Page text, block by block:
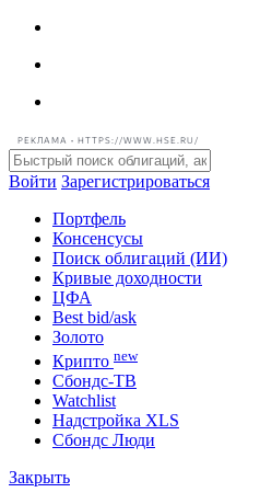
РЕКЛАМА • HTTPS://WWW.HSE.RU/
Войти Зарегистрироваться
Портфель
Консенсусы
Поиск облигаций (ИИ)
Кривые доходности
ЦФА
Best bid/ask
Золото
Крипто new
Watchlist